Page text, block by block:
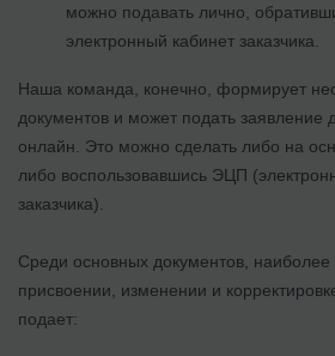
можно подавать лично,
электронный кабинет заказчика.
Наша команда, конечно, формирует
документов и может подать заявление
онлайн. Это можно сделать либо на
либо воспользовавшись ЭЦП
заказчика).
Среди основных документов,
присвоении, изменении и
подает: